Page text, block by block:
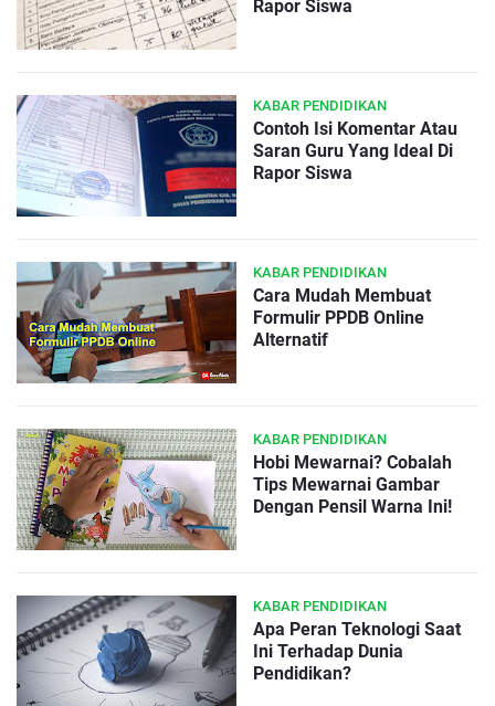
Rapor Siswa
KABAR PENDIDIKAN
Contoh Isi Komentar Atau
Saran Guru Yang Ideal Di
Rapor Siswa
KABAR PENDIDIKAN
Cara Mudah Membuat
Formulir PPDB Online
Alternatif
KABAR PENDIDIKAN
Hobi Mewarnai? Cobalah
Tips Mewarnai Gambar
Dengan Pensil Warna Ini!
KABAR PENDIDIKAN
Apa Peran Teknologi Saat
Ini Terhadap Dunia
Pendidikan?